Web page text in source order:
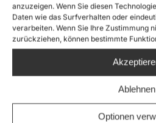
anzuzeigen. Wenn Sie diesen
Daten wie das Surfverhalten oder
verarbeiten. Wenn Sie Ihre Zustimmung
zurückziehen, können bestimmte
Ablehnen
Optionen
Status-Update
starts a new mission
escape route to Lesbos
News ByJoshua Krüger 16.
The night is pitch black, we
anything. We can hear the